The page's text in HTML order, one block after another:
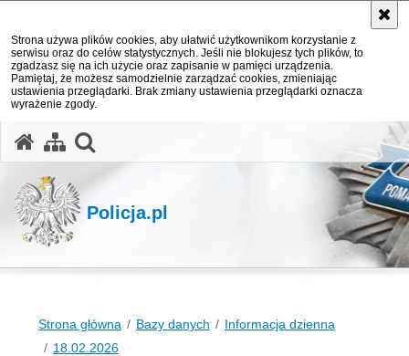
Strona używa plików cookies, aby ułatwić użytkownikom korzystanie z
serwisu oraz do celów statystycznych. Jeśli nie blokujesz tych plików, to
zgadzasz się na ich użycie oraz zapisanie w pamięci urządzenia.
Pamiętaj, że możesz samodzielnie zarządzać cookies, zmieniając
ustawienia przeglądarki. Brak zmiany ustawienia przeglądarki oznacza
wyrażenie zgody.
Policja.pl
Strona główna Bazy danych
Informacja dzienna
18.02.2026